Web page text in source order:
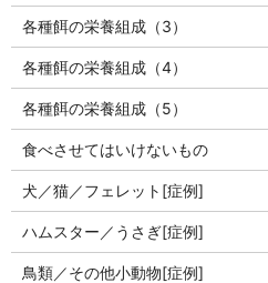
各種餌の栄養組成（3）
各種餌の栄養組成（4）
各種餌の栄養組成（5）
食べさせてはいけないもの
犬／猫／フェレット[症例]
ハムスター／うさぎ[症例]
鳥類／その他小動物[症例]